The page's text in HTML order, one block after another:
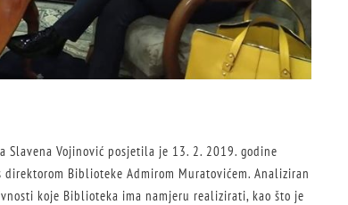
Vojinović posjetila je 13. 2. 2019. godine
Biblioteke Admirom Muratovićem. Analiziran
koje Biblioteka ima namjeru realizirati, kao što je